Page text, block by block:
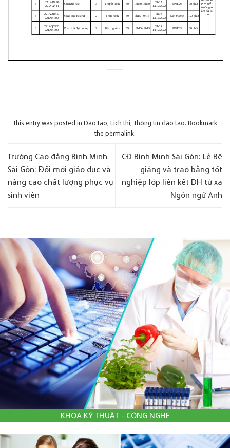
This entry was posted inĐào tạo, Lịch thi, Thông tin đào tạo. Bookmark
the permalink.
Trường Cao đẳng Bình Minh
Sài Gòn: Đổi mới giáo dục và
nâng cao chất lượng phục vụ
sinh viên
CĐ Bình Minh Sài Gòn: Lễ Bế
giảng và trao bằng tốt
nghiệp lớp liên kết ĐH từ xa
Ngôn ngữ Anh
KHOA KỸ THUẬT - CÔNG NGHỆ